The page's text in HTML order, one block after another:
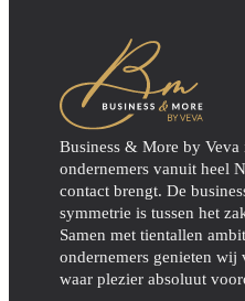
Business & More by Veva
ondernemers vanuit heel
contact brengt. De
symmetrie is tussen het
Samen met tientallen
ondernemers genieten wij
waar plezier absoluut